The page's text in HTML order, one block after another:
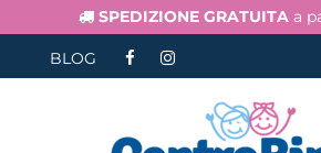
SPEDIZIONE GRATUITA a
BLOG